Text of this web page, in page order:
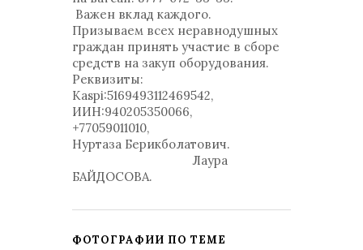
Важен вклад каждого.
Призываем всех неравнодушных
граждан принять участие в сборе
средств на закуп оборудования.
Реквизиты:
Кaspi:5169493112469542,
ИИН:940205350066,
+77059011010,
Нуртаза Берикболатович.
Лаура
БАЙДОСОВА.
ФОТОГРАФИИ ПО ТЕМЕ